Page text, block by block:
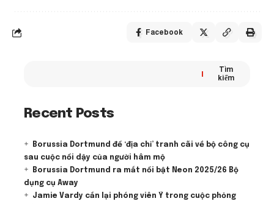
Facebook
Tìm
kiếm
Recent Posts
Borussia Dortmund để ‘địa chỉ’ tranh cãi về bộ công cụ
sau cuộc nổi dậy của người hâm mộ
Borussia Dortmund ra mắt nổi bật Neon 2025/26 Bộ
dụng cụ Away
Jamie Vardy cắn lại phóng viên Ý trong cuộc phỏng